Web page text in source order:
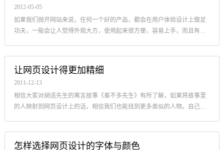
2012-05-05
如果我们抛开网站来说，任何一个好的产品，都会在用户体验设计上做足
功夫，一般会让人觉得外观大方，使用起来很方便，容易上手，而且有可
让网页设计得更加精细
2011-12-13
相信大家对胡适先生的寓言故事《差不多先生》有所了解，如果将故事里
的人映射到网页设计上的话，相信我们也能找到更多类似的人物。自己试
怎样选择网页设计的字体与颜色